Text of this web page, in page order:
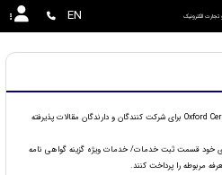
الکترونیک EN
امکان صدور گواهی نامه بین المللی Oxford Cert Universal برای شرکت کنندگان و دارندگان مقالات پذیرفته
خود قسمت ثبت خدمات/ خدمات ویژه گزینه گواهی نامه